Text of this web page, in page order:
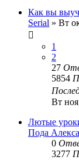
Как вы
Serial » Вт
1
2
27
5854
Вт
Лютые
Пода
0
3277